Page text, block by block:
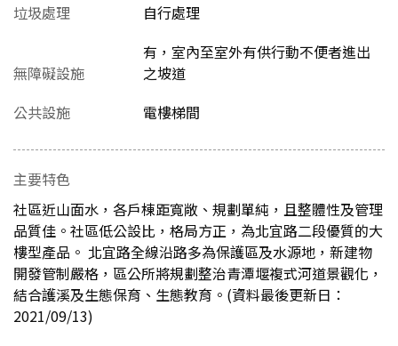
垃圾處理
自行處理
無障礙設施
有，室內至室外有供行動不便者進出
之坡道
公共設施
電樓梯間
主要特色
社區近山面水，各戶棟距寬敞、規劃單純，且整體性及管理
品質佳。社區低公設比，格局方正，為北宜路二段優質的大
樓型產品。 北宜路全線沿路多為保護區及水源地，新建物
開發管制嚴格，區公所將規劃整治青潭堰複式河道景觀化，
結合護溪及生態保育、生態教育。(資料最後更新日：
2021/09/13)